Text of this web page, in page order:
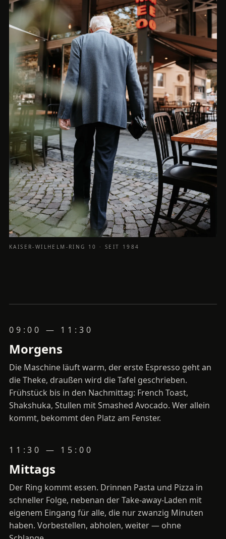
KAISER-WILHELM-RING 10 · SEIT 1984
09:00 — 11:30
Morgens
Die Maschine läuft warm, der erste Espresso geht an
die Theke, draußen wird die Tafel geschrieben.
Frühstück bis in den Nachmittag: French Toast,
Shakshuka, Stullen mit Smashed Avocado. Wer allein
kommt, bekommt den Platz am Fenster.
11:30 — 15:00
Mittags
Der Ring kommt essen. Drinnen Pasta und Pizza in
schneller Folge, nebenan der Take-away-Laden mit
eigenem Eingang für alle, die nur zwanzig Minuten
haben. Vorbestellen, abholen, weiter — ohne